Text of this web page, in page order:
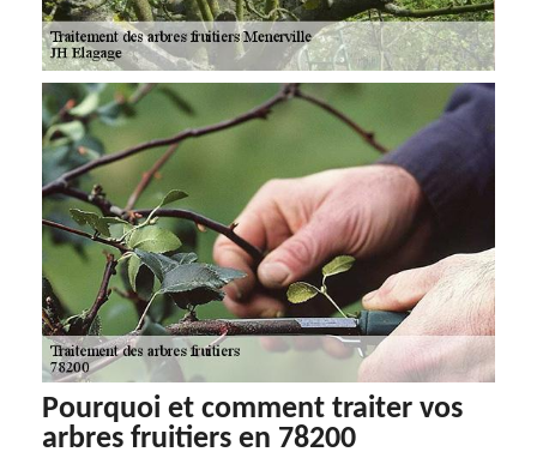
Pourquoi et comment traiter vos
arbres fruitiers en 78200